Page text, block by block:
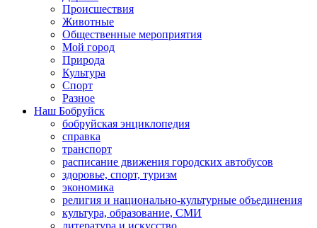
Происшествия
Животные
Общественные мероприятия
Мой город
Природа
Культура
Спорт
Разное
Наш Бобруйск
бобруйская энциклопедия
справка
транспорт
расписание движения городских автобусов
здоровье, спорт, туризм
экономика
религия и национально-культурные объединения
культура, образование, СМИ
литература и искусство